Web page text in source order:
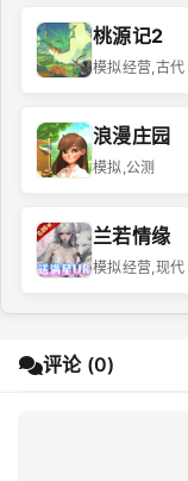
桃源记2
模拟经营,古代
浪漫庄园
模拟,公测
兰若情缘
模拟经营,现代
评论 (0)